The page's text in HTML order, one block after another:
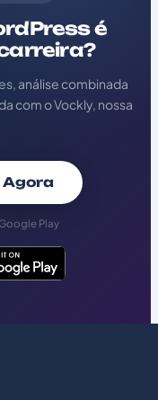
é
análise combinada
com o Vockly, nossa
Agora
Play